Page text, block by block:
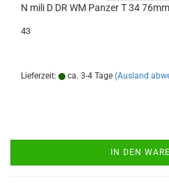
N mili D DR WM Panzer T 34
43
Lieferzeit: ca. 3-4 Tage (Ausland
IN DEN